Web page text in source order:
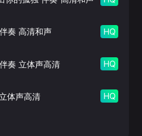
奏 高清和声 HQ
奏 立体声高清 HQ
体声高清 HQ